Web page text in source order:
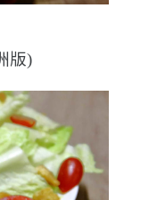
版)